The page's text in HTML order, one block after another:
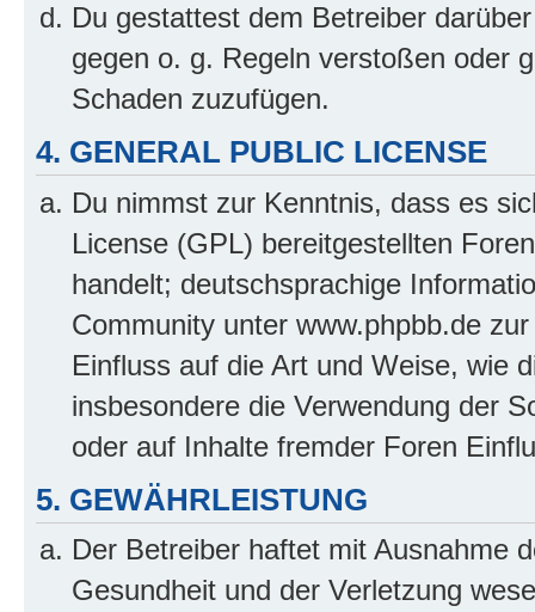
Du gestattest dem Betreiber
gegen o. g. Regeln verstoßen oder
Schaden zuzufügen.
4. GENERAL PUBLIC LICENSE
Du nimmst zur Kenntnis, dass es
License (GPL) bereitgestellten
handelt; deutschsprachige
Community unter www.phpbb.de
Einfluss auf die Art und Weise, wie
insbesondere die Verwendung der
oder auf Inhalte fremder Foren
5. GEWÄHRLEISTUNG
Der Betreiber haftet mit Ausnahme
Gesundheit und der Verletzung